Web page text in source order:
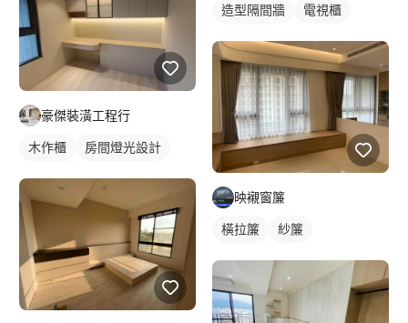
豪傑裝潢工程行
木作櫃
房間燈光設計
造型隔間牆
電視櫃
映襯窗簾
橫拉簾
紗簾